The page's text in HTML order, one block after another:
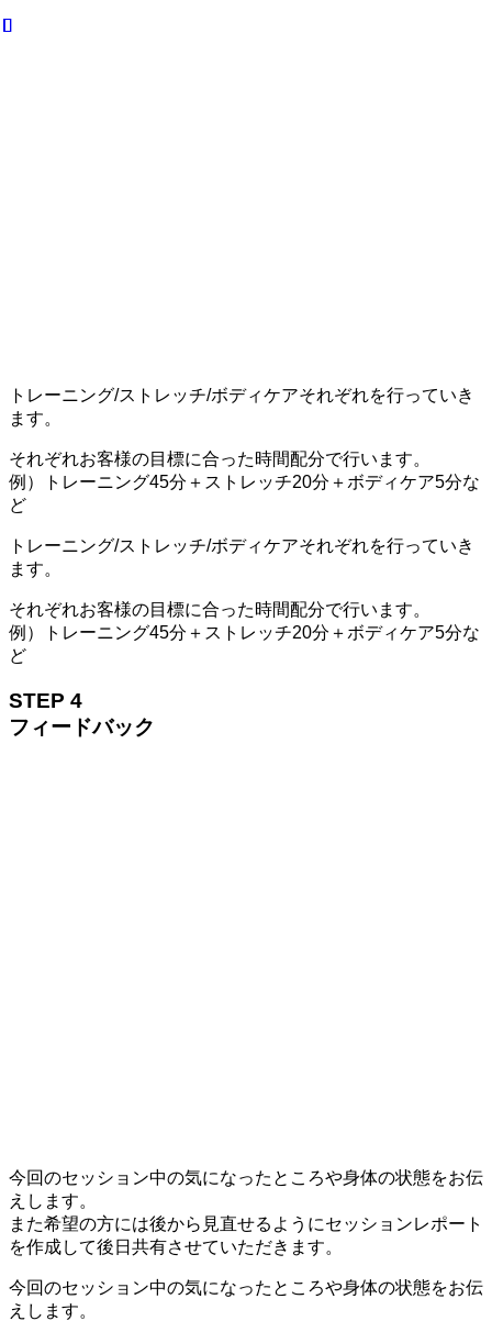
トレーニング/ストレッチ/ボディケアそれぞれを行っていき
ます。
それぞれお客様の目標に合った時間配分で行います。
例）トレーニング45分＋ストレッチ20分＋ボディケア5分な
ど
トレーニング/ストレッチ/ボディケアそれぞれを行っていき
ます。
それぞれお客様の目標に合った時間配分で行います。
例）トレーニング45分＋ストレッチ20分＋ボディケア5分な
ど
STEP 4
フィードバック
今回のセッション中の気になったところや身体の状態をお伝
えします。
また希望の方には後から見直せるようにセッションレポート
を作成して後日共有させていただきます。
今回のセッション中の気になったところや身体の状態をお伝
えします。